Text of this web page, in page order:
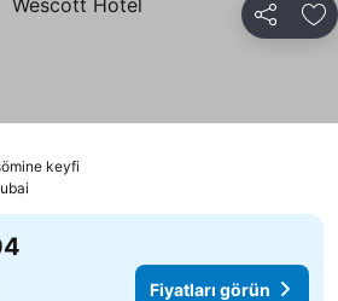
Paylaş
keyfi
görün
Fiyatları görün